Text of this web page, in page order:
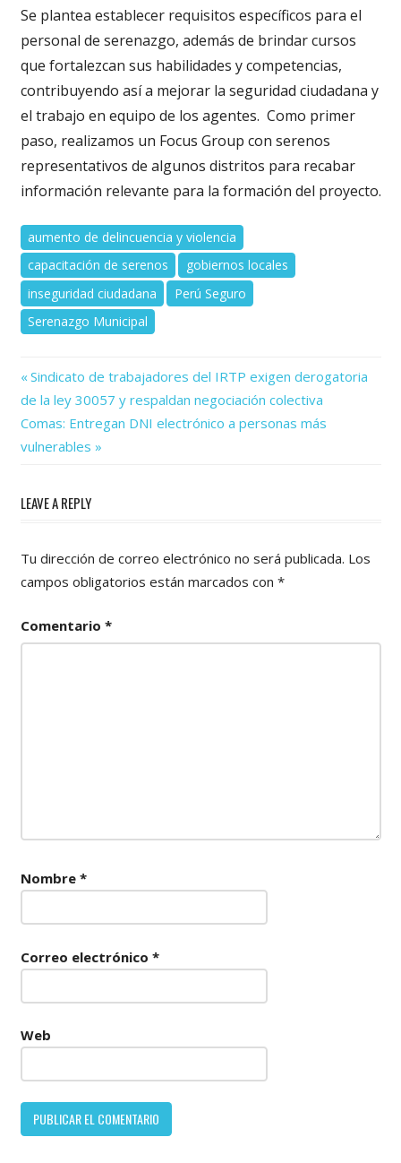
Se plantea establecer requisitos específicos para el
personal de serenazgo, además de brindar cursos
que fortalezcan sus habilidades y competencias,
contribuyendo así a mejorar la seguridad ciudadana y
el trabajo en equipo de los agentes. Como primer
paso, realizamos un Focus Group con serenos
representativos de algunos distritos para recabar
información relevante para la formación del proyecto.
aumento de delincuencia y violencia
capacitación de serenos
gobiernos locales
inseguridad ciudadana
Perú Seguro
Serenazgo Municipal
Navegación
de
entradas
Previous
Post:
Sindicato de trabajadores del IRTP exigen derogatoria
de la ley 30057 y respaldan negociación colectiva
Next
Post:
Comas: Entregan DNI electrónico a personas más
vulnerables
LEAVE A REPLY
Tu dirección de correo electrónico no será publicada. Los
campos obligatorios están marcados con *
Comentario *
Nombre *
Correo electrónico *
Web